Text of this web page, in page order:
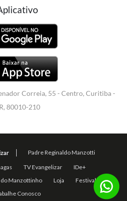
Correia, 55 - Centro, Curitiba -
80010-210